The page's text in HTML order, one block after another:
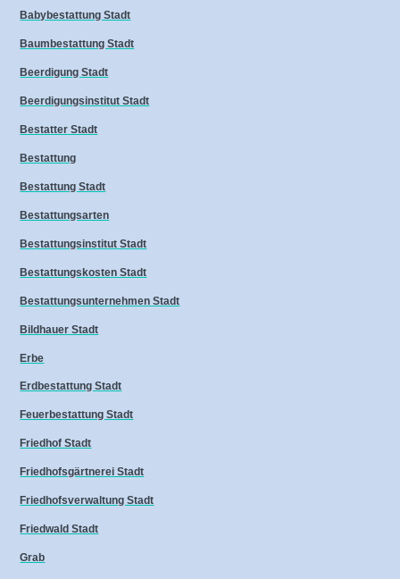
Babybestattung Stadt
Baumbestattung Stadt
Beerdigung Stadt
Beerdigungsinstitut Stadt
Bestatter Stadt
Bestattung
Bestattung Stadt
Bestattungsarten
Bestattungsinstitut Stadt
Bestattungskosten Stadt
Bestattungsunternehmen Stadt
Bildhauer Stadt
Erbe
Erdbestattung Stadt
Feuerbestattung Stadt
Friedhof Stadt
Friedhofsgärtnerei Stadt
Friedhofsverwaltung Stadt
Friedwald Stadt
Grab